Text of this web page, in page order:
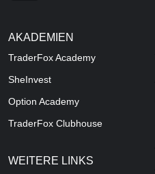
AKADEMIEN
TraderFox Academy
SheInvest
Option Academy
TraderFox Clubhouse
WEITERE LINKS